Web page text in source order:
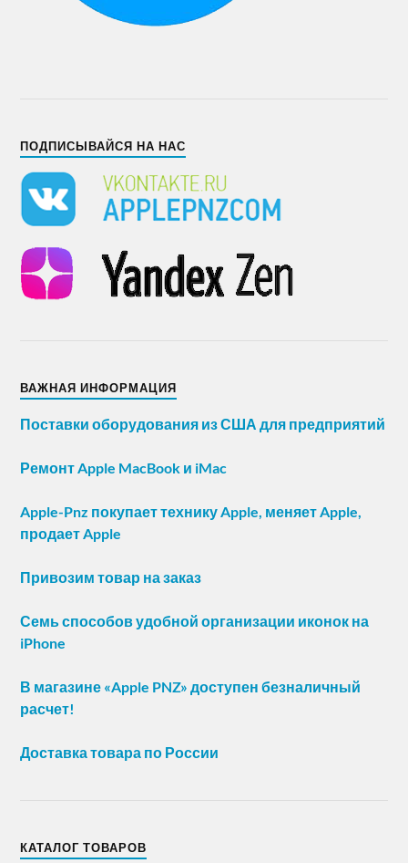
ПОДПИСЫВАЙСЯ НА НАС
ВАЖНАЯ ИНФОРМАЦИЯ
Поставки оборудования из США для предприятий
Ремонт Apple MacBook и iMac
Apple-Pnz покупает технику Apple, меняет Apple,
продает Apple
Привозим товар на заказ
Семь способов удобной организации иконок на
iPhone
В магазине «Apple PNZ» доступен безналичный
расчет!
Доставка товара по России
КАТАЛОГ ТОВАРОВ